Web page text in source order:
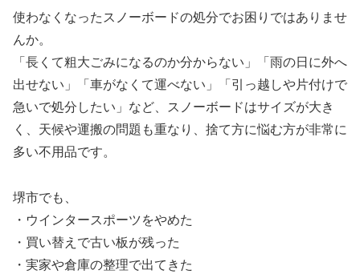
使わなくなったスノーボードの処分でお困りではありませ
んか。
「長くて粗大ごみになるのか分からない」「雨の日に外へ
出せない」「車がなくて運べない」「引っ越しや片付けで
急いで処分したい」など、スノーボードはサイズが大き
く、天候や運搬の問題も重なり、捨て方に悩む方が非常に
多い不用品です。
堺市でも、
・ウインタースポーツをやめた
・買い替えで古い板が残った
・実家や倉庫の整理で出てきた